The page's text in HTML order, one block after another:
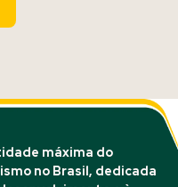
máxima do
no Brasil, dedicada